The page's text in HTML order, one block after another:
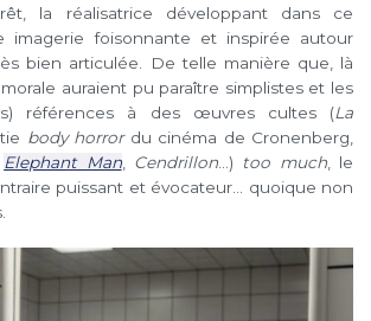
la réalisatrice développant dans ce
imagerie foisonnante et inspirée autour
bien articulée. De telle manière que, là
auraient pu paraître simplistes et les
références à des œuvres cultes (La
body horrordu cinéma de Cronenberg,
Elephant Man, Cendrillon…) too much, le
puissant et évocateur… quoique non